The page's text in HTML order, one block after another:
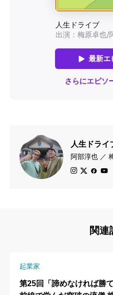
人生ドライ
阿部淳也 ／
関連
起業家
第25回「諦めなければ勝